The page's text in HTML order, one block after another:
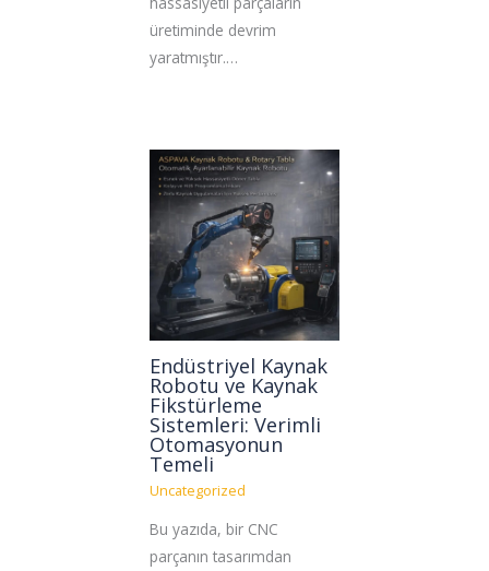
üretiminde devrim
yaratmıştır.…
Endüstriyel Kaynak
Robotu ve Kaynak
Fikstürleme
Sistemleri: Verimli
Otomasyonun
Temeli
Uncategorized
Bu yazıda, bir CNC
parçanın tasarımdan